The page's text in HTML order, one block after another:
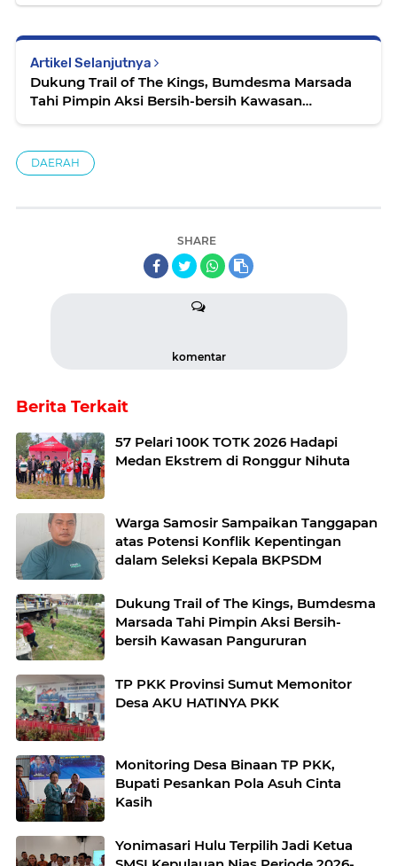
Artikel Selanjutnya
Dukung Trail of The Kings, Bumdesma Marsada
Tahi Pimpin Aksi Bersih-bersih Kawasan
DAERAH
SHARE
komentar
Berita Terkait
57 Pelari 100K TOTK 2026 Hadapi
Medan Ekstrem di Ronggur Nihuta
Warga Samosir Sampaikan Tanggapan
atas Potensi Konflik Kepentingan
dalam Seleksi Kepala BKPSDM
Dukung Trail of The Kings, Bumdesma
Marsada Tahi Pimpin Aksi Bersih-
bersih Kawasan Pangururan
TP PKK Provinsi Sumut Memonitor
Desa AKU HATINYA PKK
Monitoring Desa Binaan TP PKK,
Bupati Pesankan Pola Asuh Cinta
Kasih
Yonimasari Hulu Terpilih Jadi Ketua